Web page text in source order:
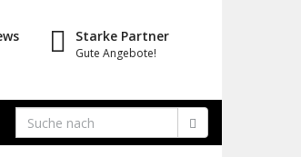
Starke Partner
Gute Angebote!